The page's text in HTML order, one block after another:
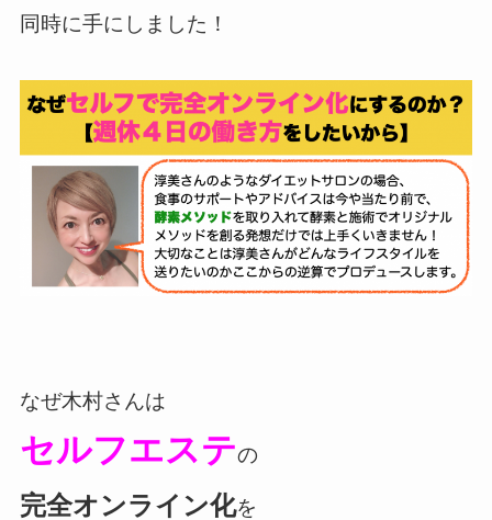
同時に手にしました！
なぜ木村さんは
セルフエステの
完全オンライン化を